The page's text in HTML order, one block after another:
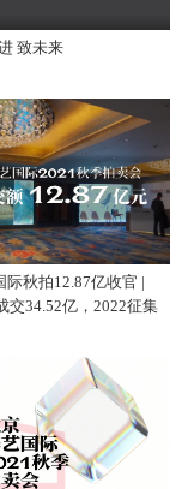
致未来
际秋拍12.87亿收官 |
交34.52亿，2022征集